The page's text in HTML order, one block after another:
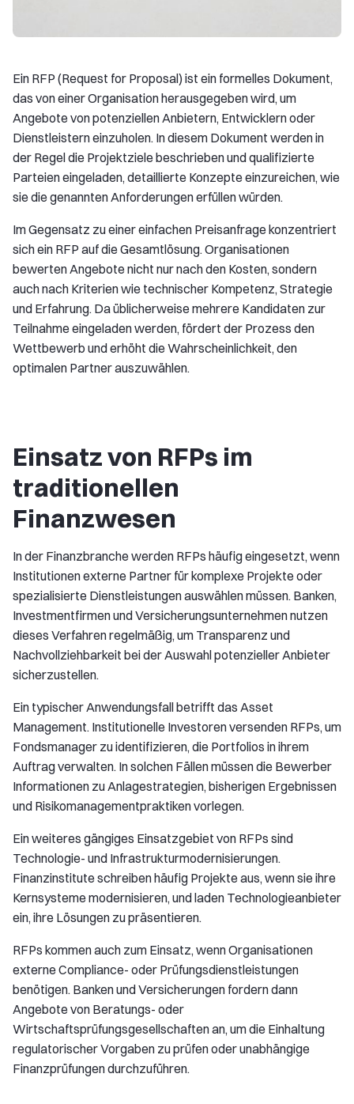
Ein RFP (Request for Proposal) ist ein formelles Dokument,
das von einer Organisation herausgegeben wird, um
Angebote von potenziellen Anbietern, Entwicklern oder
Dienstleistern einzuholen. In diesem Dokument werden in
der Regel die Projektziele beschrieben und qualifizierte
Parteien eingeladen, detaillierte Konzepte einzureichen, wie
sie die genannten Anforderungen erfüllen würden.
Im Gegensatz zu einer einfachen Preisanfrage konzentriert
sich ein RFP auf die Gesamtlösung. Organisationen
bewerten Angebote nicht nur nach den Kosten, sondern
auch nach Kriterien wie technischer Kompetenz, Strategie
und Erfahrung. Da üblicherweise mehrere Kandidaten zur
Teilnahme eingeladen werden, fördert der Prozess den
Wettbewerb und erhöht die Wahrscheinlichkeit, den
optimalen Partner auszuwählen.
Einsatz von RFPs im
traditionellen
Finanzwesen
In der Finanzbranche werden RFPs häufig eingesetzt, wenn
Institutionen externe Partner für komplexe Projekte oder
spezialisierte Dienstleistungen auswählen müssen. Banken,
Investmentfirmen und Versicherungsunternehmen nutzen
dieses Verfahren regelmäßig, um Transparenz und
Nachvollziehbarkeit bei der Auswahl potenzieller Anbieter
sicherzustellen.
Ein typischer Anwendungsfall betrifft das Asset
Management. Institutionelle Investoren versenden RFPs, um
Fondsmanager zu identifizieren, die Portfolios in ihrem
Auftrag verwalten. In solchen Fällen müssen die Bewerber
Informationen zu Anlagestrategien, bisherigen Ergebnissen
und Risikomanagementpraktiken vorlegen.
Ein weiteres gängiges Einsatzgebiet von RFPs sind
Technologie- und Infrastrukturmodernisierungen.
Finanzinstitute schreiben häufig Projekte aus, wenn sie ihre
Kernsysteme modernisieren, und laden Technologieanbieter
ein, ihre Lösungen zu präsentieren.
RFPs kommen auch zum Einsatz, wenn Organisationen
externe Compliance- oder Prüfungsdienstleistungen
benötigen. Banken und Versicherungen fordern dann
Angebote von Beratungs- oder
Wirtschaftsprüfungsgesellschaften an, um die Einhaltung
regulatorischer Vorgaben zu prüfen oder unabhängige
Finanzprüfungen durchzuführen.